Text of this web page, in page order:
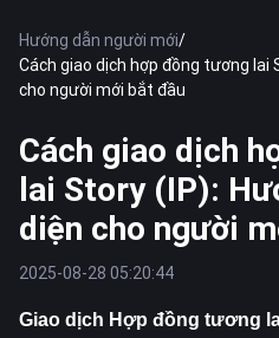
Hướng dẫn người mới/
Cách giao dịch hợp đồng tương lai
cho người mới bắt đầu
Cách giao dịch
lai Story (IP):
diện cho người
2025-08-28 05:20:44
Giao dịch Hợp đồng tương